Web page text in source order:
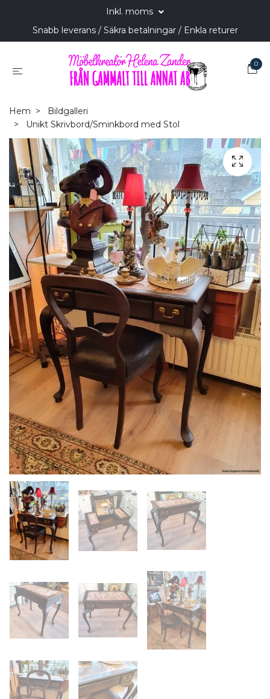
Inkl. moms
Snabb leverans / Säkra betalningar / Enkla returer
0
Hem
Bildgalleri
Unikt Skrivbord/Sminkbord med Stol